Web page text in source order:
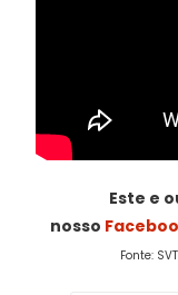
Este e
nosso
Fonte: